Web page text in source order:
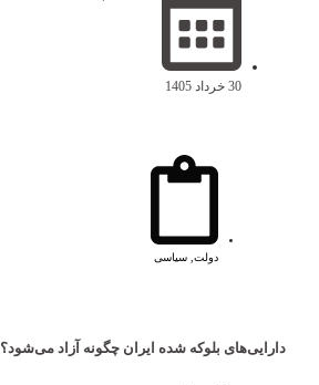
30 خرداد 1405
دولت, سیاسی
دارایی‌های بلوکه شده ایران چگونه آزاد می‌شود؟